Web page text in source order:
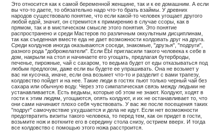
Это относится как к самой беременной женщине, так и к ее домашним. А если
вы что-то даете, то обязательно надо что-то брать взаймы. У древних
народов существовало понятие, что если какой-то человек угощает другого
любой едой, значит, он стремится к примирению в случае ссоры, как в
прямом, так и в мистическом смысле этого понятия. Это понятие
распространено и среди Мастеров по различным оккультным дисциплинам,
так как съеденная вместе еда не дает возможности колдовать друг на друга.
Среди колдунов иногда оказываются соседи, знакомые, "друзья", "подруги",
разного рода "доброжелатели". Если ЁЫ пригласили такого человека к себе в
дом, накрыли на стол и начинаете его угощать, предлагая бутерброды,
печенье, пирожные, чай с сахаром, то ведьма будет от еды отказываться под
любым предлогом, даже если вы будете ее упрашивать. Она не возьмет у
вас ни кусочка, иначе, если она возьмет что-то и разделит с вами трапезу,
колдовство пойдет и на нее. Такие люди в гостях пьют только черный чай без
сахара или обычную воду. Через это симпатическая связь между людьми не
устанавливается. Есть ведьмы, которые об этом не знают. Колдуют, ходят в
гости к этим людям, угощаются, опять колдуют, и их не останавливает то, что
они сами начинают плохо себя чувствовать. У вас же после посещения таких
"подруг" самочувствие ухудшается и дела не идут. Если нет возможности
предотвратить визиты такого человека, то перед тем, как он придет в гости,
возьмите нож и воткните его в середину стола снизу, острием вверх. И тогда
все колдовство с помощью этого ножа расстроится.